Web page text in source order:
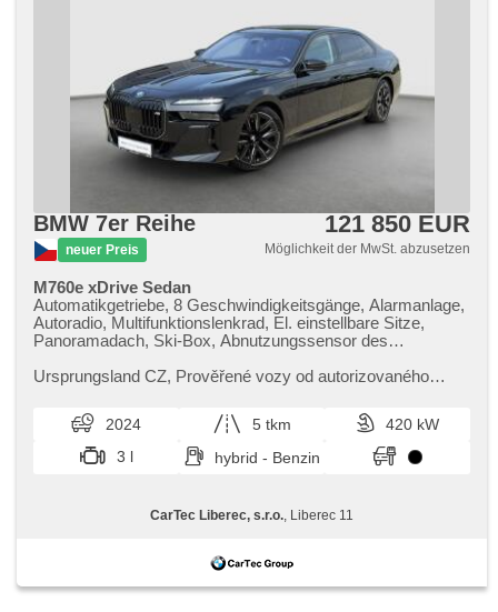
BMW 7er Reihe
neuer Preis
121 850 EUR
Möglichkeit der MwSt. abzusetzen
M760e xDrive Sedan
Automatikgetriebe, 8 Geschwindigkeitsgänge, Alarmanlage,
Autoradio, Multifunktionslenkrad, El. einstellbare Sitze,
Panoramadach, Ski-Box, Abnutzungssensor des
el. tažné zařízení, odvětrávaná sedadla, Frontmassagesitze
Ursprungsland CZ,​ Prověřené vozy od autorizovaného
kontaktujte naše prodejce nebo ...
2024 5 tkm
420 kW
3 l
hybrid - Benzin
CarTec Liberec, s.r.o. , Liberec 11